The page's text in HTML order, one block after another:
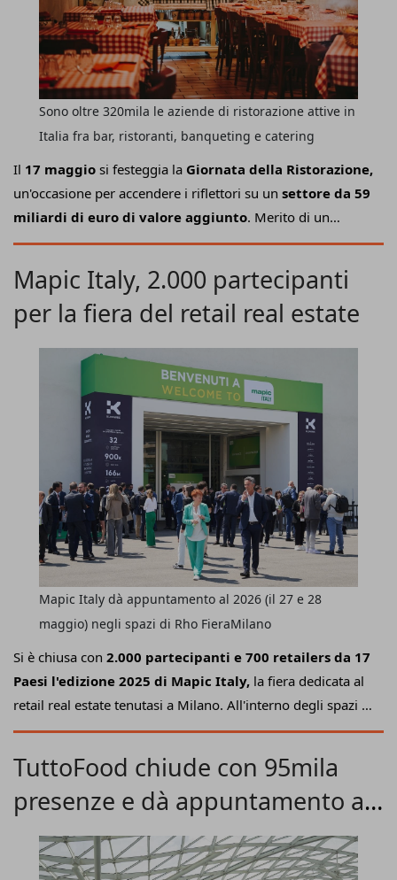
Il 17 maggio si festeggia la Giornata della Ristorazione,
un'occasione per accendere i riflettori su un settore da 59
miliardi di euro di valore aggiunto. Merito di un
network che conta 328mila imprese attive, dove
dipendenti), simbolo dell'italianità sia da un punto di vista
gastronomico sia culturale.A promuovere le
Roma, ha messo in piedi un palinsesto di oltre
coinvolgendoristoratori (oltre 10mila gli
in Italia e all'estero), istituzioni, scuole,
associazioni e rappresentanti del mondo della cultura e
dell'economia.
Sono oltre 320mila le aziende di ristorazione attive in
Italia fra bar, ristoranti, banqueting e catering
Mapic Italy, 2.000 partecipanti
per la fiera del retail real estate
Si è chiusa con 2.000 partecipanti e 700 retailers da 17
Paesi l'edizione 2025 di Mapic Italy, la fiera dedicata al
retail real estate tenutasi a Milano. All'interno degli spazi di
Superstudio Maxi (mentredal 2026 la fiera si sposta a
valore per costruire la crescita", ossia la ricerca di una
nuova formula che condensi shopping, leisure e food retail
redditività sia da quallo Esg.
Mapic Italy dà appuntamento al 2026 (il 27 e 28
maggio) negli spazi di Rho FieraMilano
TuttoFood chiude con 95mila
presenze e dà appuntamento al
2026